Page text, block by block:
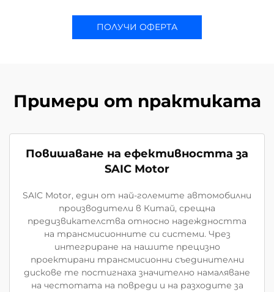
ПОЛУЧИ ОФЕРТА
Примери от практиката
Повишаване на ефективността за
SAIC Motor
SAIC Motor, един от най-големите автомобилни
производители в Китай, срещна
предизвикателства относно надеждността
на трансмисионните си системи. Чрез
интегриране на нашите прецизно
проектирани трансмисионни съединителни
дискове те постигнаха значително намаляване
на честотата на повреди и на разходите за